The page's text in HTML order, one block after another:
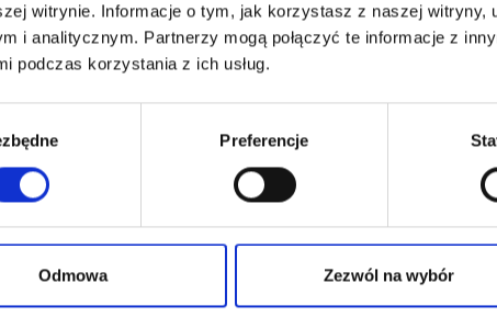
witrynie. Informacje o tym, jak korzystasz z naszej witryny,
i analitycznym. Partnerzy mogą połączyć te informacje z
podczas korzystania z ich usług.
Preferencje
Odmowa Zezwól na wybór
Zaloguj się
Nie masz jeszcze konta?Dołącz do